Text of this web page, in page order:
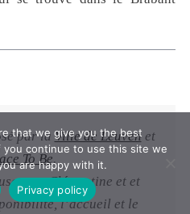
par laVille de Leuvenet
To Be.
Clémentine et et
l’accueil et le
that we give you the best
continue to use this site we
are happy with it.
Privacy policy